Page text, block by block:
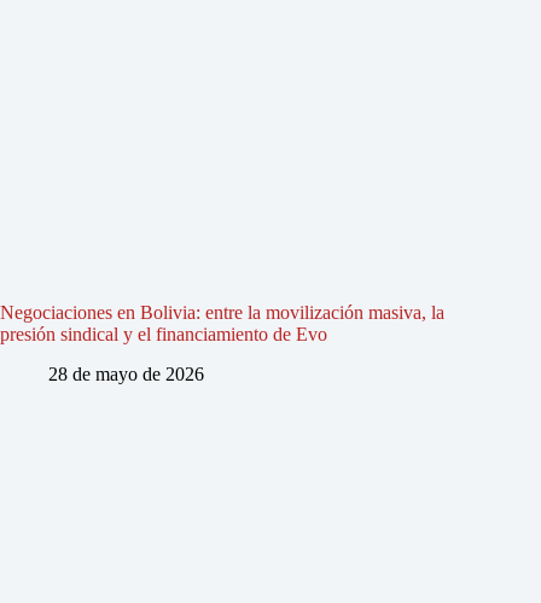
Negociaciones en Bolivia: entre la movilización masiva, la
presión sindical y el financiamiento de Evo
28 de mayo de 2026